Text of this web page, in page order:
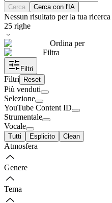
Cerca Cerca con l'IA
Nessun risultato per la tua ricerca
25 righe
Ordina per
Filtra
Filtri
Filtri Reset
Più venduti
Selezione
YouTube Content ID
Strumentale
Vocale
Tutti Esplicito Clean
Atmosfera
Genere
Tema